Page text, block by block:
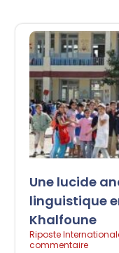
Une lucide
linguistique
Khalfoune
Riposte
commentaire